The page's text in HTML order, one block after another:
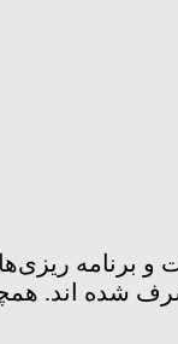
برنامه
عالیات مشرف شده